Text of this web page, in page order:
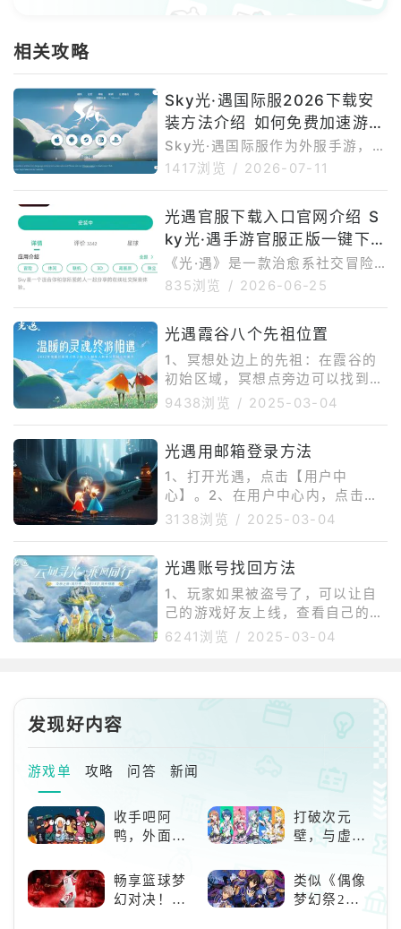
相关攻略
Sky光·遇国际服2026下载安
装方法介绍 如何免费加速游玩
Sky光·遇国际服？
Sky光·遇国际服作为外服手游，在
国内下载安装存在一定难度。首先
稳定，容易出现加载慢、下载中断
或连接失败。其次是谷歌环境依
赖，部分安卓手机如果缺少Googl
ePlay服务，可能无法正常下载、
更新或启动游戏。再者，国际服还
遇到商店搜不到游戏、提示设备不
兼容或安装后闪退等情况。如果选
择APK手动安装，还需要开启未
1417浏览 / 2026-07-11
光遇官服下载入口官网介绍 S
ky光·遇手游官服正版一键下载
安装
《光·遇》是一款治愈系社交冒险
手游，游戏以唯美天空王国为舞
中自由探索。游戏最大的特色不是
传统战斗，而是飞行、解谜、收集
与社交。玩家可以在旅途中与陌生
人相遇，通过牵手、点火、动作、
表情等方式建立联系，一起寻找先
暖安静的冒险中感受陪伴与治愈。
光遇官服官网入口介绍目前，《光
·遇》常见的两个官网分别是网易
835浏览 / 2026-06-25
光遇霞谷八个先祖位置
1、冥想处边上的先祖：在霞谷的
初始区域，冥想点旁边可以找到这
位先祖。2、小亭子内的先祖：从
这位先祖。3、领奖台右边的先
祖：在霞谷的竞技场区域，完成滑
翔比赛后，可以在领奖台右边找到
这位先祖。4、堡上的先祖：在竞
技场的堡上，也就是观看比赛的地
建筑左边的先祖：在进入云层的赛
道上，过桥后往左边看，可以看到
一个碎石云层
9438浏览 / 2025-03-04
光遇用邮箱登录方法
1、打开光遇，点击【用户中
心】。2、在用户中心内，点击
【切换帐号】。3、页面跳转，点
号和密码登录即可。
3138浏览 / 2025-03-04
光遇账号找回方法
1、玩家如果被盗号了，可以让自
己的游戏好友上线，查看自己的账
号UID，随后向客服提供相关信息
换了之后忘记了账号，那么可以尝
试通过邮箱来进行找回。4、如果
玩家忘记了手机号、账号以及绑定
的邮箱、UID，只能寄希望于自己
的充值记录来向客服寻求帮助。
6241浏览 / 2025-03-04
发现好内容
游戏单 攻略 问答 新闻
收手吧阿
鸭，外面全
打破次元
壁，与虚拟
写音符物语
畅享篮球梦
幻对决！
类似《偶像
梦幻祭2》